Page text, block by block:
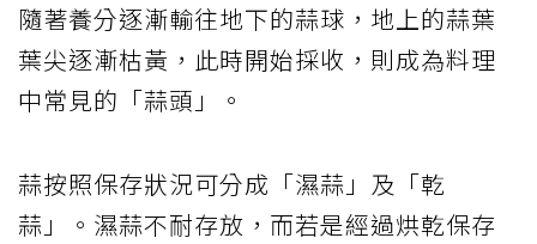
隨著養分逐漸輸往地下的蒜球，地上的蒜葉
葉尖逐漸枯黃，此時開始採收，則成為料理
中常見的「蒜頭」。
蒜按照保存狀況可分成「濕蒜」及「乾
蒜」。濕蒜不耐存放，而若是經過烘乾保存